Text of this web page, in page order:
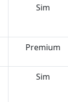
Sim
Premium
Sim